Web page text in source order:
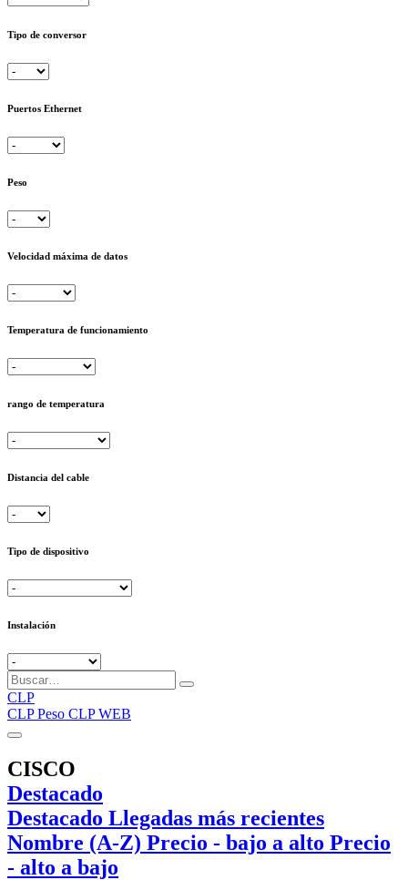
Tipo de conversor
Puertos Ethernet
Peso
Velocidad máxima de datos
Temperatura de funcionamiento
rango de temperatura
Distancia del cable
Tipo de dispositivo
Instalación
CLP
CLP Peso CLP WEB
CISCO
Destacado
Destacado Llegadas más recientes
Nombre (A-Z) Precio - bajo a alto Precio
- alto a bajo